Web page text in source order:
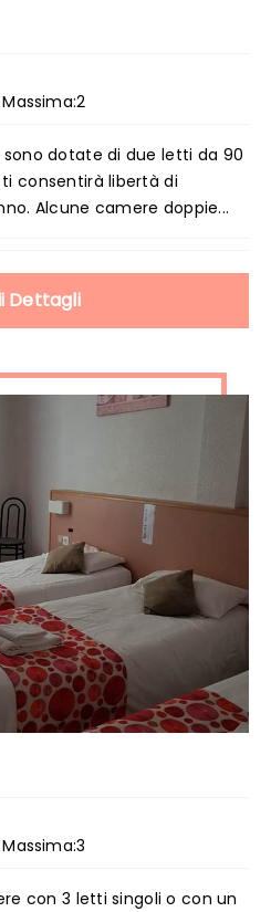
dotate di due letti da 90
consentirà libertà di
Alcune camere doppie...
Dettagli
con 3 letti singoli o con un